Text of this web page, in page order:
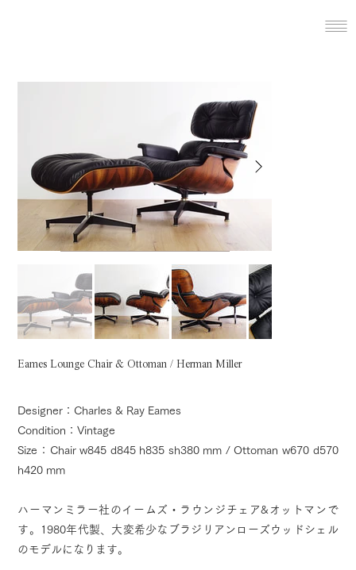
Eames Lounge Chair & Ottoman / Herman Miller
Designer：Charles & Ray Eames
Condition：Vintage
Size：Chair w845 d845 h835 sh380 mm / Ottoman w670 d570
h420 mm
ハーマンミラー社のイームズ・ラウンジチェア&オットマンで
す。1980年代製、大変希少なブラジリアンローズウッドシェル
のモデルになります。